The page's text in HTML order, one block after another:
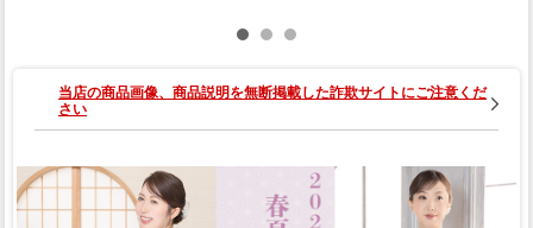
当店の商品画像、商品説明を無断掲載した詐欺サイトにご注意くだ
さい